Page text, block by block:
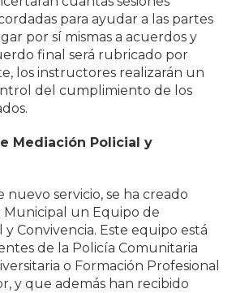
para ayudar a las partes
por sí mismas a acuerdos y
final será rubricado por
los instructores realizarán un
del cumplimiento de los
Mediación Policial y
nuevo servicio, se ha creado
un Equipo de
y Convivencia. Este equipo está
de la Policía Comunitaria
o Formación Profesional
y que además han recibido